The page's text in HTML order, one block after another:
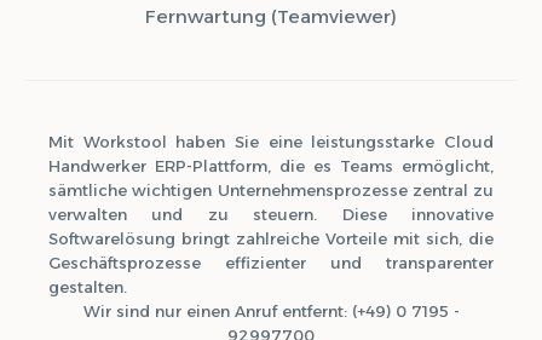
Fernwartung (Teamviewer)
Mit Workstool haben Sie eine leistungsstarke Cloud
Handwerker ERP-Plattform, die es Teams ermöglicht,
sämtliche wichtigen Unternehmensprozesse zentral zu
verwalten und zu steuern. Diese innovative
Softwarelösung bringt zahlreiche Vorteile mit sich, die
Geschäftsprozesse effizienter und transparenter
gestalten.
Wir sind nur einen Anruf entfernt: (+49) 0 7195 -
92997700